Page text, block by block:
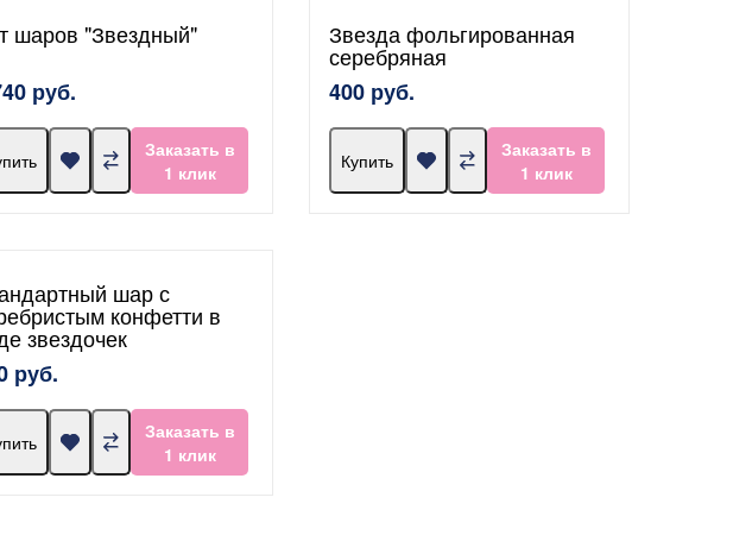
шаров "Звездный"
руб.
Заказать в
1 клик
Звезда фольгированная
серебряная
400 руб.
Купить
Заказать в
1 клик
шар с
конфетти в
звездочек
руб.
Заказать в
1 клик